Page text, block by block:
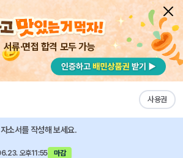
서류·면접 합격 모두 가능
사용권
자소서 내 작성목록
계약직 모집(경력/동탄)
소서를 작성해 보세요.
오후11:55
마감